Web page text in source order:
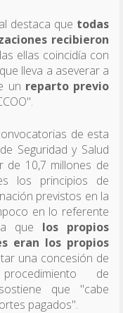
destaca que todas
recibieron
ellas coincidía con
lleva a aseverar a
un reparto previo
de esta
Seguridad y Salud
de 10,7 millones de
los principios de
previstos en la
en lo referente
que los propios
eran los propios
una concesión de
de
que "cabe
pagados".